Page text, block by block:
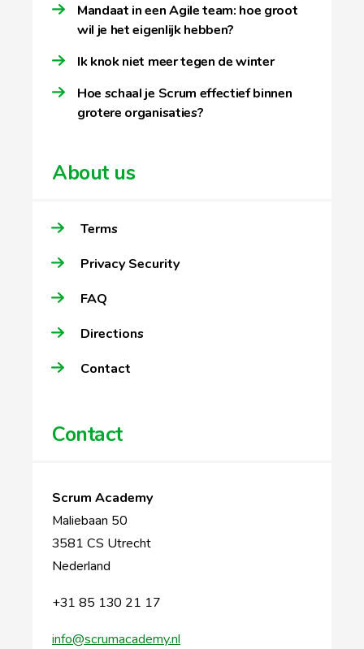
Mandaat in een Agile team: hoe groot
wil je het eigenlijk hebben?
Ik knok niet meer tegen de winter
Hoe schaal je Scrum effectief binnen
grotere organisaties?
About us
Terms
Privacy Security
FAQ
Directions
Contact
Contact
Scrum Academy
Maliebaan 50
3581 CS Utrecht
Nederland
+31 85 130 21 17
info@scrumacademy.nl